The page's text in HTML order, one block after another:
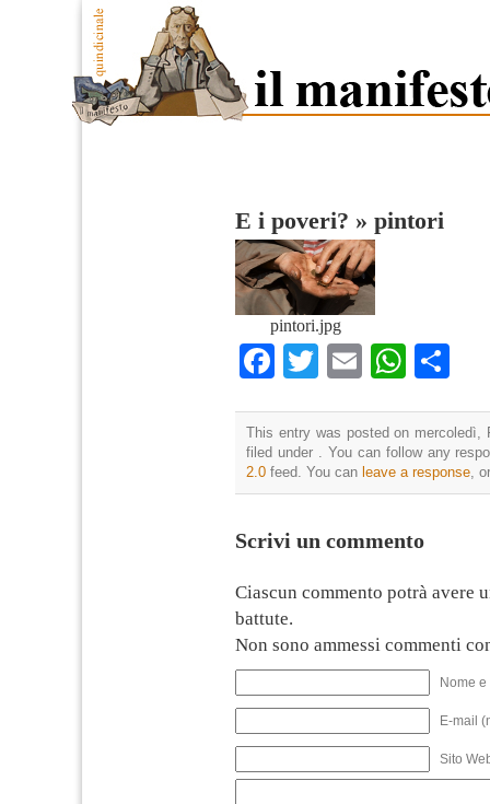
E i poveri? » pintori
pintori.jpg
Facebook
Twitter
Email
This entry was posted on mercoledì,
filed under . You can follow any
2.0 feed. You can leave a response ,
Scrivi un commento
Ciascun commento potrà avere
battute.
Non sono ammessi commenti
Nome
E-mail
Sito